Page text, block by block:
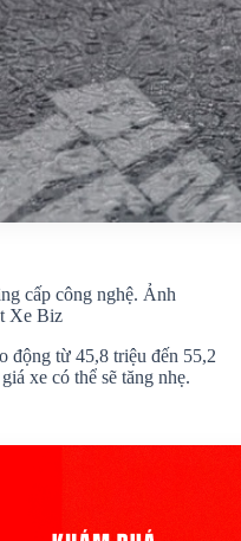
cấp công nghệ. Ảnh
Xe Biz
động từ 45,8 triệu đến 55,2
xe có thể sẽ tăng nhẹ.